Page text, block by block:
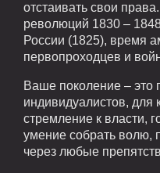
отстаивать свои
революций 1830 –
России (1825), время
первопроходцев и
Ваше поколение – это
индивидуалистов, для
стремление к власти,
умение собрать волю,
через любые